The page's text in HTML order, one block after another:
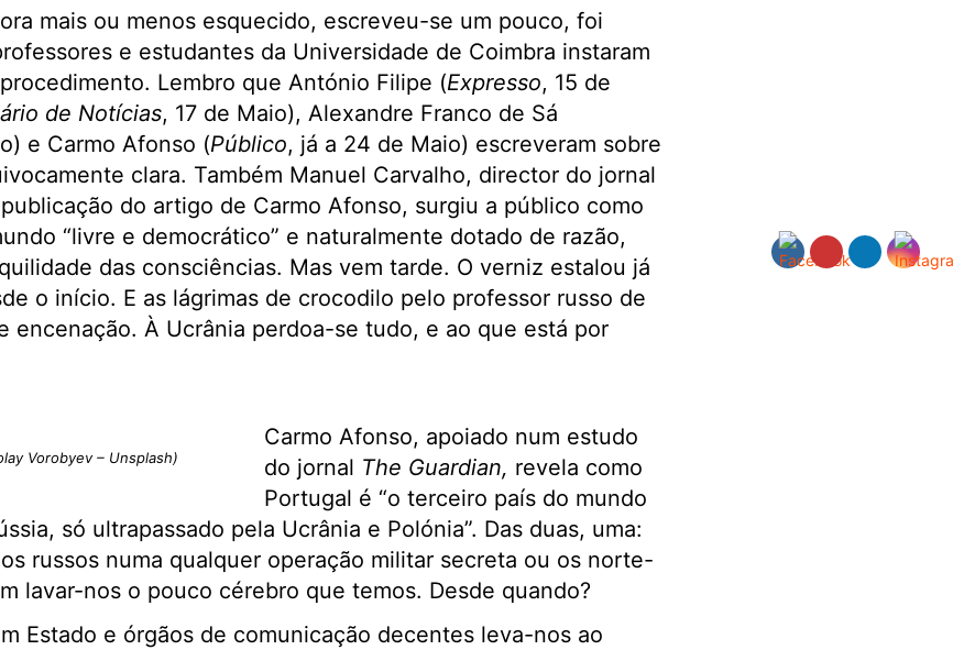
mais ou menos esquecido, escreveu-se um pouco, foi
e estudantes da Universidade de Coimbra instaram
Lembro que António Filipe (Expresso, 15 de
de Notícias, 17 de Maio), Alexandre Franco de Sá
e Carmo Afonso (Público, já a 24 de Maio) escreveram sobre
clara. Também Manuel Carvalho, director do jornal
do artigo de Carmo Afonso, surgiu a público como
“livre e democrático” e naturalmente dotado de razão,
das consciências. Mas vem tarde. O verniz estalou já
o início. E as lágrimas de crocodilo pelo professor russo de
encenação. À Ucrânia perdoa-se tudo, e ao que está por
Vorobyev – Unsplash)
Carmo Afonso, apoiado num estudo
do jornal The Guardian, revela como
Portugal é “o terceiro país do mundo
só ultrapassado pela Ucrânia e Polónia”. Das duas, uma:
russos numa qualquer operação militar secreta ou os norte-
lavar-nos o pouco cérebro que temos. Desde quando?
Estado e órgãos de comunicação decentes leva-nos ao